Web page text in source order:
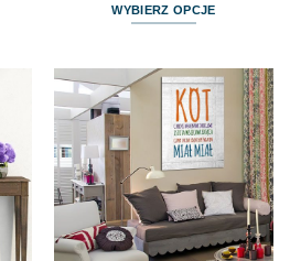
WYBIERZ OPCJE
ma
wiele
wariantów.
Opcje
można
wybrać
na
stronie